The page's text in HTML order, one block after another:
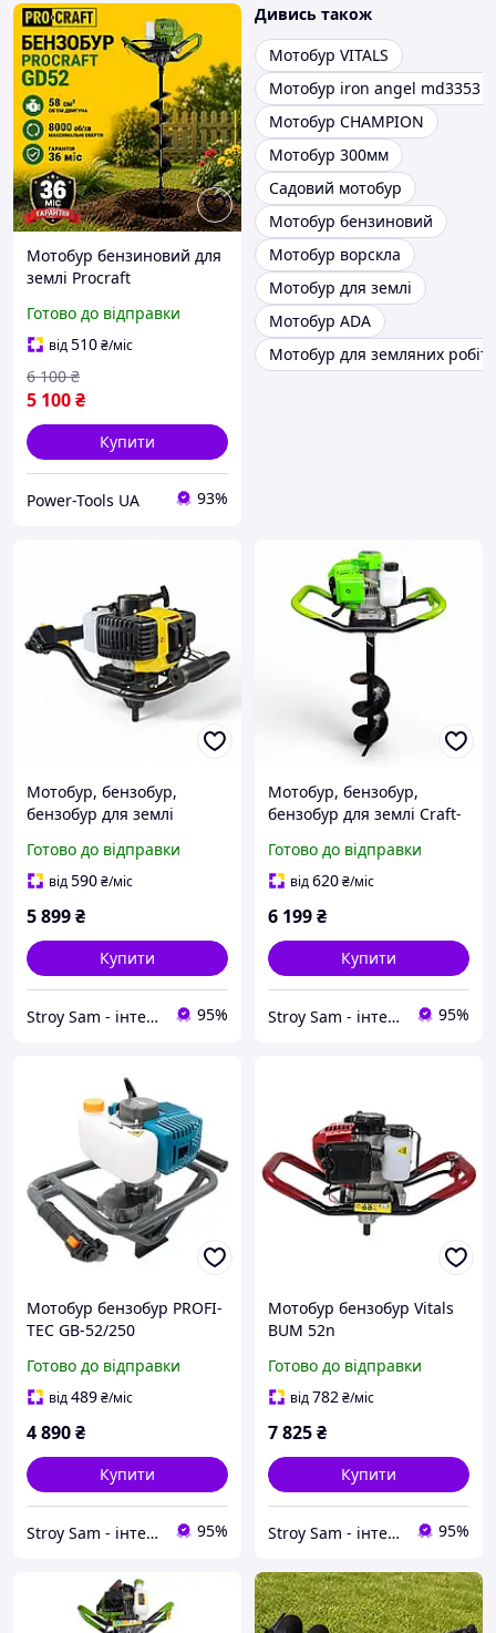
Мотобур бензиновий для
землі Procraft
куб.см(Без
шнека),Бензиновий бур
,Ямобур бензиновий
ручний
Готово до відправки
від510₴/міс
5 100₴
6 100 ₴
Купити
Power-Tools UA 93%
Дивись також
Мотобур VITALS
Мотобур iron angel md3353
Мотобур CHAMPION
Мотобур 300мм
Садовий мотобур
Мотобур бензиновий
Мотобур ворскла
Мотобур для землі
Мотобур ADA
Мотобур для земляних робіт
Мотобур, бензобур,
бензобур для землі
Готово до відправки
від590₴/міс
5 899₴
Купити
Stroy Sam - інтернет магазин інструментів 95%
Мотобур, бензобур,
бензобур для землі Craft-
Готово до відправки
від620₴/міс
6 199₴
Купити
Stroy Sam - інтернет магазин інструментів 95%
Мотобур бензобур PROFI-
TEC GB-52/250
Готово до відправки
від489₴/міс
4 890₴
Купити
Stroy Sam - інтернет магазин інструментів 95%
Мотобур бензобур Vitals
BUM 52n
Готово до відправки
від782₴/міс
7 825₴
Купити
Stroy Sam - інтернет магазин інструментів 95%